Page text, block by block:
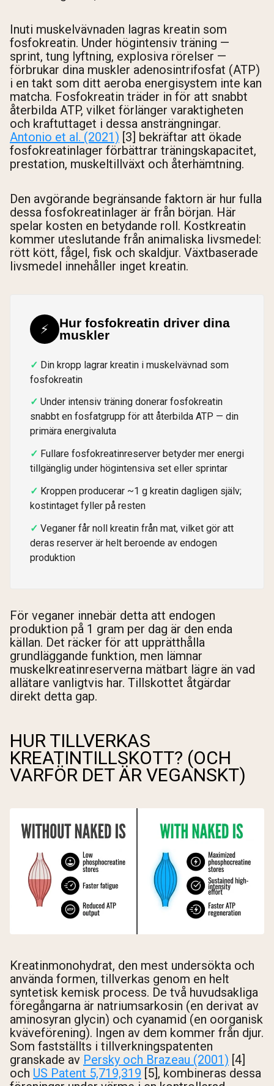
Inuti muskelvävnaden lagras kreatin som
fosfokreatin. Under högintensiv träning —
sprint, tung lyftning, explosiva rörelser —
förbrukar dina muskler adenosintrifosfat (ATP)
i en takt som ditt aeroba energisystem inte kan
matcha. Fosfokreatin träder in för att snabbt
återbilda ATP, vilket förlänger varaktigheten
och kraftuttaget i dessa ansträngningar.
Antonio et al. (2021) [3] bekräftar att ökade
fosfokreatinlager förbättrar träningskapacitet,
prestation, muskeltillväxt och återhämtning.
Den avgörande begränsande faktorn är hur fulla
dessa fosfokreatinlager är från början. Här
spelar kosten en betydande roll. Kostkreatin
kommer uteslutande från animaliska livsmedel:
rött kött, fågel, fisk och skaldjur. Växtbaserade
livsmedel innehåller inget kreatin.
⚡
Hur fosfokreatin driver dina
muskler
Din kropp lagrar kreatin i muskelvävnad som
fosfokreatin
Under intensiv träning donerar fosfokreatin
snabbt en fosfatgrupp för att återbilda ATP — din
primära energivaluta
Fullare fosfokreatinreserver betyder mer energi
tillgänglig under högintensiva set eller sprintar
Kroppen producerar ~1 g kreatin dagligen själv;
kostintaget fyller på resten
Veganer får noll kreatin från mat, vilket gör att
deras reserver är helt beroende av endogen
produktion
För veganer innebär detta att endogen
produktion på 1 gram per dag är den enda
källan. Det räcker för att upprätthålla
grundläggande funktion, men lämnar
muskelkreatinreserverna mätbart lägre än vad
allätare vanligtvis har. Tillskottet åtgärdar
direkt detta gap.
HUR TILLVERKAS
KREATINTILLSKOTT? (OCH
VARFÖR DET ÄR VEGANSKT)
Kreatinmonohydrat, den mest undersökta och
använda formen, tillverkas genom en helt
syntetisk kemisk process. De två huvudsakliga
föregångarna är natriumsarkosin (en derivat av
aminosyran glycin) och cyanamid (en oorganisk
kväveförening). Ingen av dem kommer från djur.
Som fastställts i tillverkningspatenten
granskade av Persky och Brazeau (2001) [4]
och US Patent 5,719,319 [5], kombineras dessa